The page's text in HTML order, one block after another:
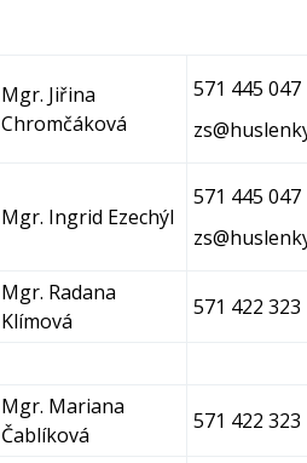
Mgr. Jiřina
Chromčáková
571 445 047
Mgr. Ingrid Ezechýl
571 445 047
Mgr. Radana
Klímová
571 422 323
Mgr. Mariana
Čablíková
571 422 323